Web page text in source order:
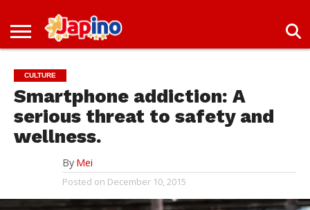
NEWS
IN
JAPAN
IN
JAPAN
DEAL
CULTURE
Smartphone addiction: A
serious threat to safety and
wellness.
By Mei
Posted on December 10, 2015